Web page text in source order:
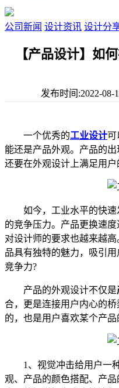
公司新闻 设计资讯 设计分
【产品设计】如
发布时间:2022-08-
一个优秀的工业设计可
能还是产品外观。产品的出
还要在外观设计上满足用
如今，工业水平的快速
的竞争压力。产品更换速度
对设计师的要求也越来越
品具有独特的魅力，吸引
竞争力?
产品的外观设计不仅是
合，更是连接用户内心的
的，也是用户喜欢某个产品
1、视觉冲击给用户一种
观、产品的颜色搭配、产品